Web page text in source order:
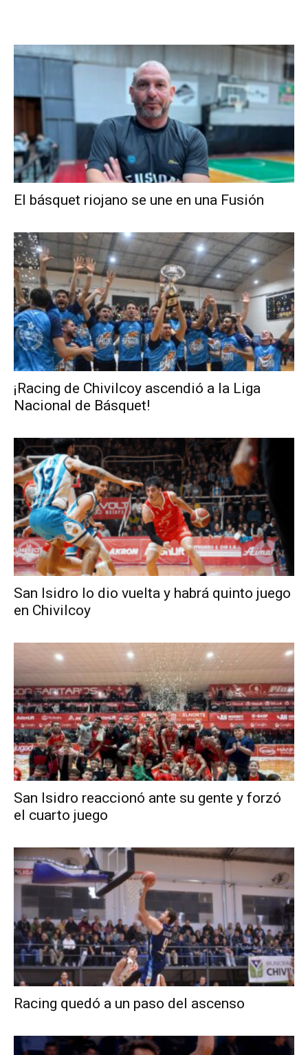
El básquet riojano se une en una Fusión
¡Racing de Chivilcoy ascendió a la Liga
Nacional de Básquet!
San Isidro lo dio vuelta y habrá quinto juego
en Chivilcoy
San Isidro reaccionó ante su gente y forzó
el cuarto juego
Racing quedó a un paso del ascenso